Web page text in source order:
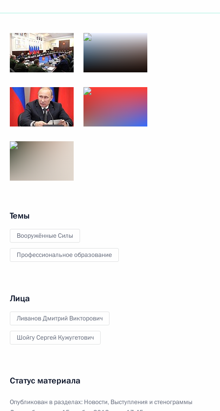
Темы
Вооружённые Силы
Профессиональное образование
Лица
Ливанов Дмитрий Викторович
Шойгу Сергей Кужугетович
Статус материала
Опубликован в разделах: Новости, Выступления и стенограммы